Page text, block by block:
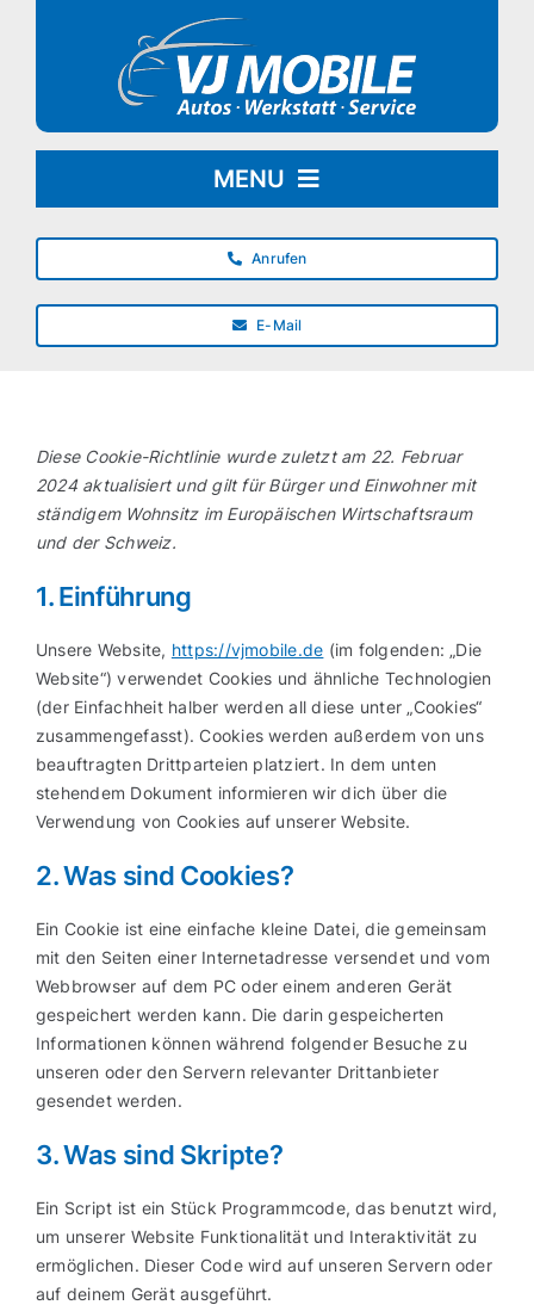
MENU
LEISTUNGEN
KONTAKT / ANFAHRT
Anrufen
E-Mail
Diese Cookie-Richtlinie wurde zuletzt am 22. Februar
2024 aktualisiert und gilt für Bürger und Einwohner mit
ständigem Wohnsitz im Europäischen Wirtschaftsraum
und der Schweiz.
1. Einführung
Unsere Website, https://vjmobile.de (im folgenden: „Die
Website“) verwendet Cookies und ähnliche Technologien
(der Einfachheit halber werden all diese unter „Cookies“
zusammengefasst). Cookies werden außerdem von uns
beauftragten Drittparteien platziert. In dem unten
stehendem Dokument informieren wir dich über die
Verwendung von Cookies auf unserer Website.
2. Was sind Cookies?
Ein Cookie ist eine einfache kleine Datei, die gemeinsam
mit den Seiten einer Internetadresse versendet und vom
Webbrowser auf dem PC oder einem anderen Gerät
gespeichert werden kann. Die darin gespeicherten
Informationen können während folgender Besuche zu
unseren oder den Servern relevanter Drittanbieter
gesendet werden.
3. Was sind Skripte?
Ein Script ist ein Stück Programmcode, das benutzt wird,
um unserer Website Funktionalität und Interaktivität zu
ermöglichen. Dieser Code wird auf unseren Servern oder
auf deinem Gerät ausgeführt.